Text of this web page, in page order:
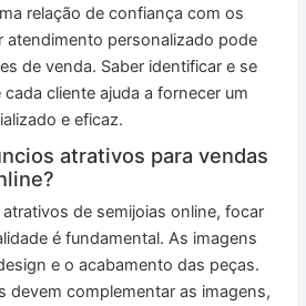
relação de confiança com os
atendimento personalizado pode
de venda. Saber identificar e se
cliente ajuda a fornecer um
e eficaz.
atrativos para vendas
de semijoias online, focar
é fundamental. As imagens
e o acabamento das peças.
devem complementar as imagens,